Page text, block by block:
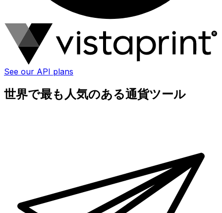
See our API plans
世界で最も人気のある通貨ツール